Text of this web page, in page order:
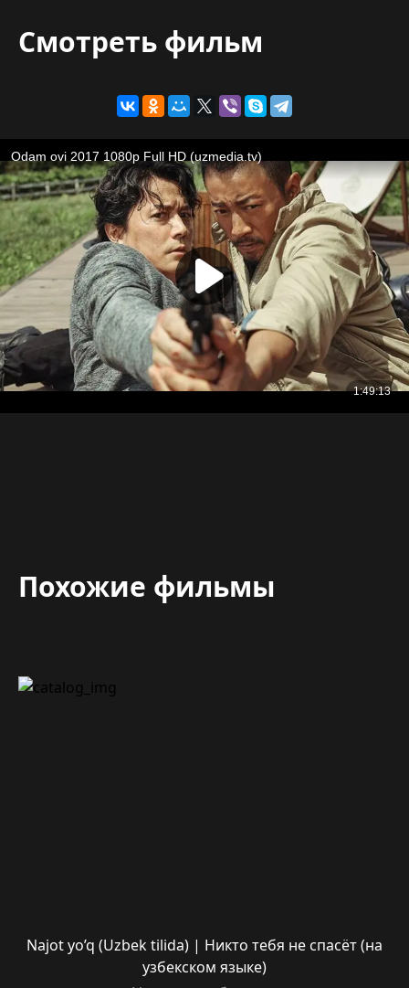
Смотреть фильм
Похожие фильмы
Najot yo’q (Uzbek tilida) | Никто тебя не спасёт (на
узбекском языке)